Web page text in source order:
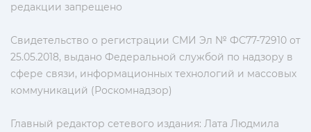
редакции запрещено
Свидетельство о регистрации СМИ Эл № ФС77-72910 от
25.05.2018, выдано Федеральной службой по надзору в
сфере связи, информационных технологий и массовых
коммуникаций (Роскомнадзор)
Главный редактор сетевого издания: Лата Людмила